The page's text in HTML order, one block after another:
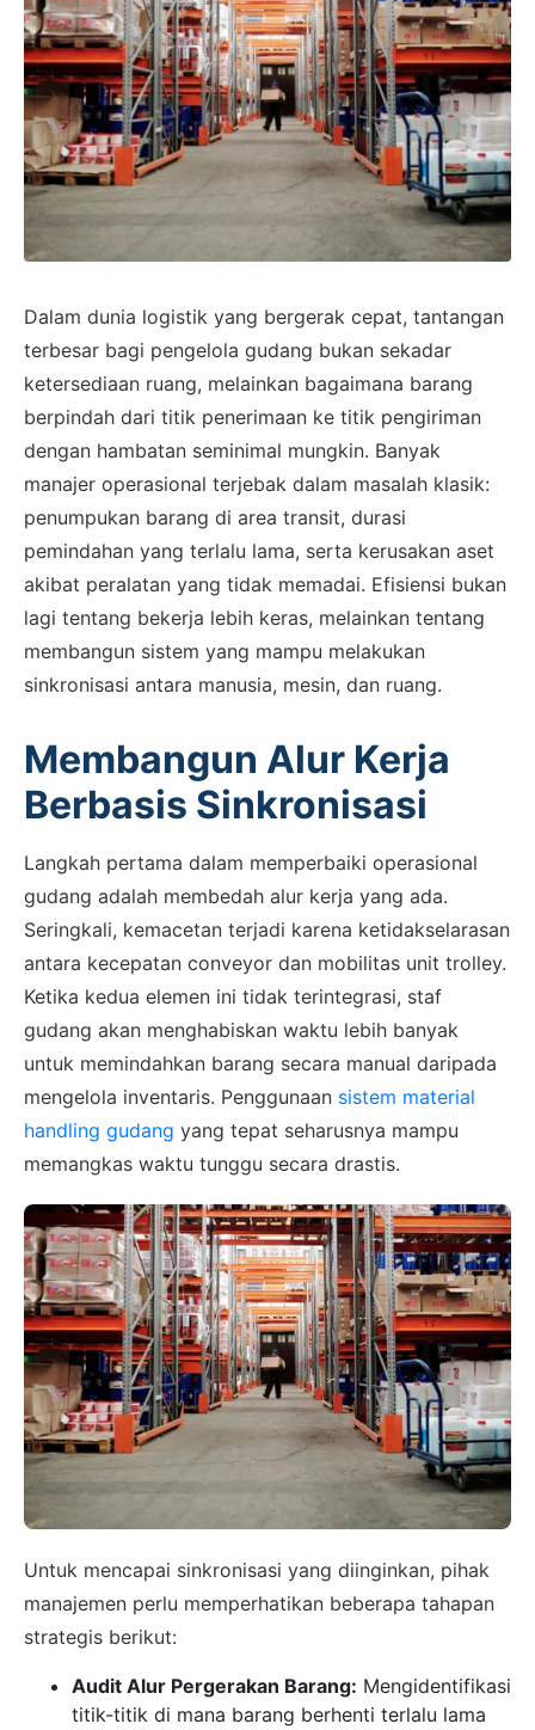
Dalam dunia logistik yang bergerak cepat, tantangan
terbesar bagi pengelola gudang bukan sekadar
ketersediaan ruang, melainkan bagaimana barang
berpindah dari titik penerimaan ke titik pengiriman
dengan hambatan seminimal mungkin. Banyak
manajer operasional terjebak dalam masalah klasik:
penumpukan barang di area transit, durasi
pemindahan yang terlalu lama, serta kerusakan aset
akibat peralatan yang tidak memadai. Efisiensi bukan
lagi tentang bekerja lebih keras, melainkan tentang
membangun sistem yang mampu melakukan
sinkronisasi antara manusia, mesin, dan ruang.
Membangun Alur Kerja
Berbasis Sinkronisasi
Langkah pertama dalam memperbaiki operasional
gudang adalah membedah alur kerja yang ada.
Seringkali, kemacetan terjadi karena ketidakselarasan
antara kecepatan conveyor dan mobilitas unit trolley.
Ketika kedua elemen ini tidak terintegrasi, staf
gudang akan menghabiskan waktu lebih banyak
untuk memindahkan barang secara manual daripada
mengelola inventaris. Penggunaan sistem material
handling gudang yang tepat seharusnya mampu
memangkas waktu tunggu secara drastis.
Untuk mencapai sinkronisasi yang diinginkan, pihak
manajemen perlu memperhatikan beberapa tahapan
strategis berikut:
Audit Alur Pergerakan Barang: Mengidentifikasi
titik-titik di mana barang berhenti terlalu lama